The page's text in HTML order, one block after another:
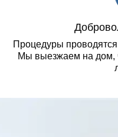
Процедуры
Мы выезжаем на дом,